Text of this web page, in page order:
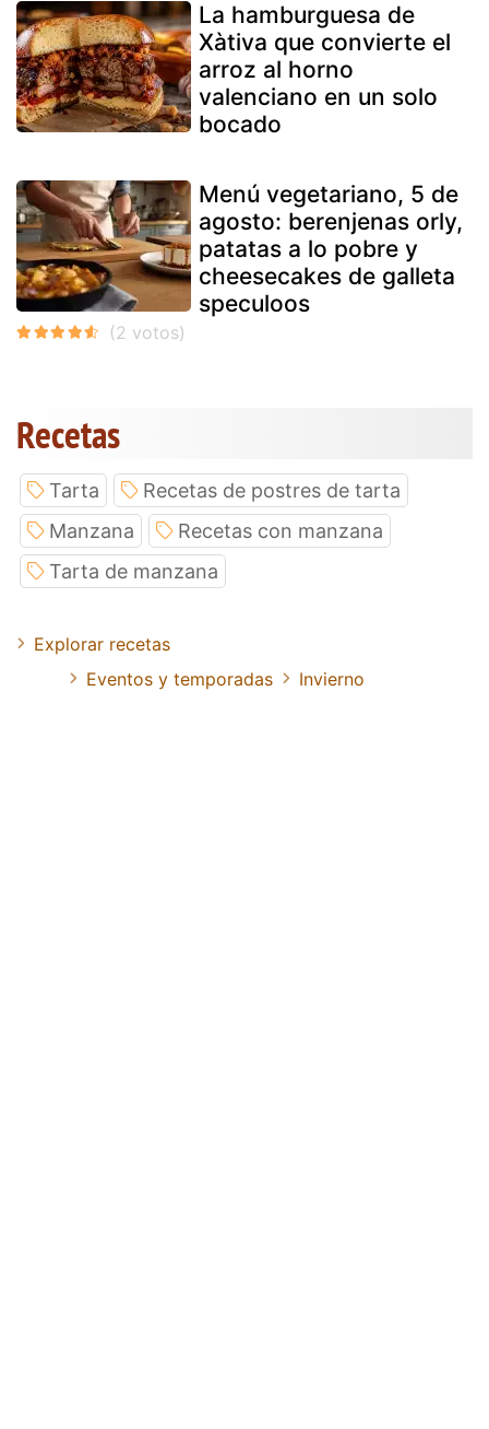
La hamburguesa de
Xàtiva que convierte el
arroz al horno
valenciano en un solo
bocado
Menú vegetariano, 5 de
agosto: berenjenas orly,
patatas a lo pobre y
cheesecakes de galleta
speculoos
Recetas
Tarta
Recetas de postres de tarta
Manzana
Recetas con manzana
Tarta de manzana
Explorar recetas
Eventos y temporadas
Invierno